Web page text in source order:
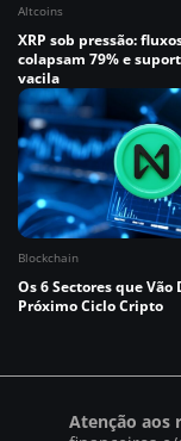
Altcoins
XRP sob pressão:
colapsam 79% e
vacila
Blockchain
Os 6 Sectores que Vão
Próximo Ciclo Cripto
Atenção aos